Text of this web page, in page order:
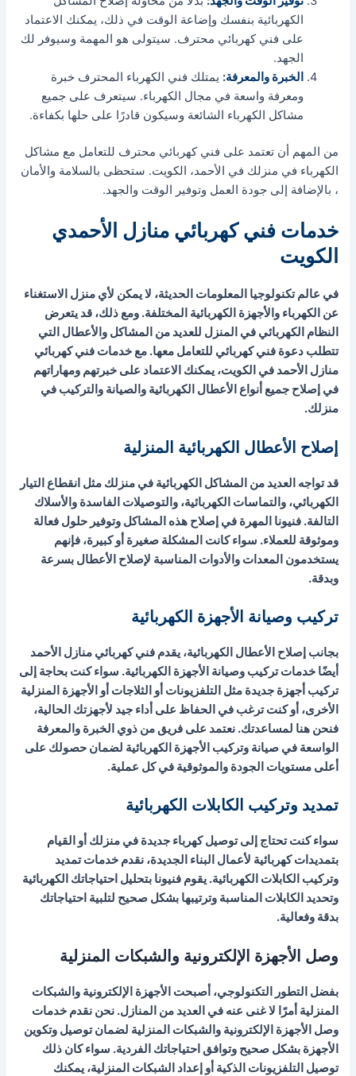
الكهربائية بنفسك وإضاعة الوقت في ذلك، يمكنك الاعتماد
على فني كهربائي محترف. سيتولى هو المهمة وسيوفر لك
الجهد.
الخبرة والمعرفة: يمتلك فني الكهرباء المحترف خبرة
ومعرفة واسعة في مجال الكهرباء. سيتعرف على جميع
مشاكل الكهرباء الشائعة وسيكون قادرًا على حلها بكفاءة.
من المهم أن تعتمد على فني كهربائي محترف للتعامل مع مشاكل
الكهرباء في منزلك في الأحمد، الكويت. ستحظى بالسلامة والأمان
، بالإضافة إلى جودة العمل وتوفير الوقت والجهد.
خدمات فني كهربائي منازل الأحمدي
الكويت
في عالم تكنولوجيا المعلومات الحديثة، لا يمكن لأي منزل الاستغناء
عن الكهرباء والأجهزة الكهربائية المختلفة. ومع ذلك، قد يتعرض
النظام الكهربائي في المنزل للعديد من المشاكل والأعطال التي
تتطلب دعوة فني كهربائي للتعامل معها. مع خدمات فني كهربائي
منازل الأحمد في الكويت، يمكنك الاعتماد على خبرتهم ومهاراتهم
في إصلاح جميع أنواع الأعطال الكهربائية والصيانة والتركيب في
منزلك.
إصلاح الأعطال الكهربائية المنزلية
قد تواجه العديد من المشاكل الكهربائية في منزلك مثل انقطاع التيار
الكهربائي، والتماسات الكهربائية، والتوصيلات الفاسدة والأسلاك
التالفة. فنيونا المهرة في إصلاح هذه المشاكل وتوفير حلول فعالة
وموثوقة للعملاء. سواء كانت المشكلة صغيرة أو كبيرة، فإنهم
يستخدمون المعدات والأدوات المناسبة لإصلاح الأعطال بسرعة
وبدقة.
تركيب وصيانة الأجهزة الكهربائية
بجانب إصلاح الأعطال الكهربائية، يقدم فني كهربائي منازل الأحمد
أيضًا خدمات تركيب وصيانة الأجهزة الكهربائية. سواء كنت بحاجة إلى
تركيب أجهزة جديدة مثل التلفزيونات أو الثلاجات أو الأجهزة المنزلية
الأخرى، أو كنت ترغب في الحفاظ على أداء جيد لأجهزتك الحالية،
فنحن هنا لمساعدتك. نعتمد على فريق من ذوي الخبرة والمعرفة
الواسعة في صيانة وتركيب الأجهزة الكهربائية لضمان حصولك على
أعلى مستويات الجودة والموثوقية في كل عملية.
تمديد وتركيب الكابلات الكهربائية
سواء كنت تحتاج إلى توصيل كهرباء جديدة في منزلك أو القيام
بتمديدات كهربائية لأعمال البناء الجديدة، نقدم خدمات تمديد
وتركيب الكابلات الكهربائية. يقوم فنيونا بتحليل احتياجاتك الكهربائية
وتحديد الكابلات المناسبة وترتيبها بشكل صحيح لتلبية احتياجاتك
بدقة وفعالية.
وصل الأجهزة الإلكترونية والشبكات المنزلية
بفضل التطور التكنولوجي، أصبحت الأجهزة الإلكترونية والشبكات
المنزلية أمرًا لا غنى عنه في العديد من المنازل. نحن نقدم خدمات
وصل الأجهزة الإلكترونية والشبكات المنزلية لضمان توصيل وتكوين
الأجهزة بشكل صحيح وتوافق احتياجاتك الفردية. سواء كان ذلك
توصيل التلفزيونات الذكية أو إعداد الشبكات المنزلية، يمكنك